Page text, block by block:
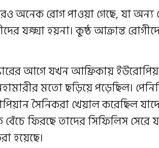
অনেক রোগ পাওয়া গেছে, যা অন্য
যক্ষ্মা হয়না। কুষ্ঠ আক্রান্ত
আগে যখন আফ্রিকায়
মতো ছড়িয়ে পড়েছিল।
সৈনিকরা খেয়াল করেছিল
ফিরছে তাদের সিফিলিস সেরে
হয়েছে।